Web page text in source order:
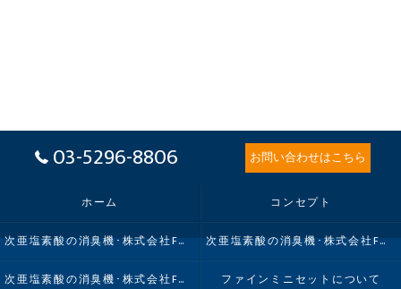
03-5296-8806 お問い合わせはこちら
ホーム コンセプト
次亜塩素酸の消臭機･株式会社FMIの口コミ情報 次亜塩素酸の消臭機･株式会社FMIの評判
次亜塩素酸の消臭機･株式会社FMIのお客様の声 ファインミニセットについて